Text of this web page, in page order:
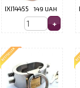
IXI14455 149 UAH